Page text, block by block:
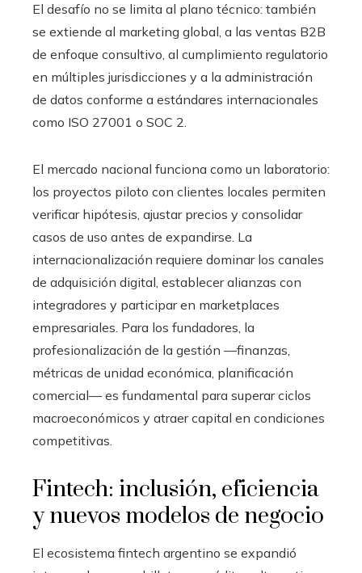
El desafío no se limita al plano técnico: también
se extiende al marketing global, a las ventas B2B
de enfoque consultivo, al cumplimiento regulatorio
en múltiples jurisdicciones y a la administración
de datos conforme a estándares internacionales
como ISO 27001 o SOC 2.
El mercado nacional funciona como un laboratorio:
los proyectos piloto con clientes locales permiten
verificar hipótesis, ajustar precios y consolidar
casos de uso antes de expandirse. La
internacionalización requiere dominar los canales
de adquisición digital, establecer alianzas con
integradores y participar en marketplaces
empresariales. Para los fundadores, la
profesionalización de la gestión —finanzas,
métricas de unidad económica, planificación
comercial— es fundamental para superar ciclos
macroeconómicos y atraer capital en condiciones
competitivas.
Fintech: inclusión, eficiencia
y nuevos modelos de negocio
El ecosistema fintech argentino se expandió